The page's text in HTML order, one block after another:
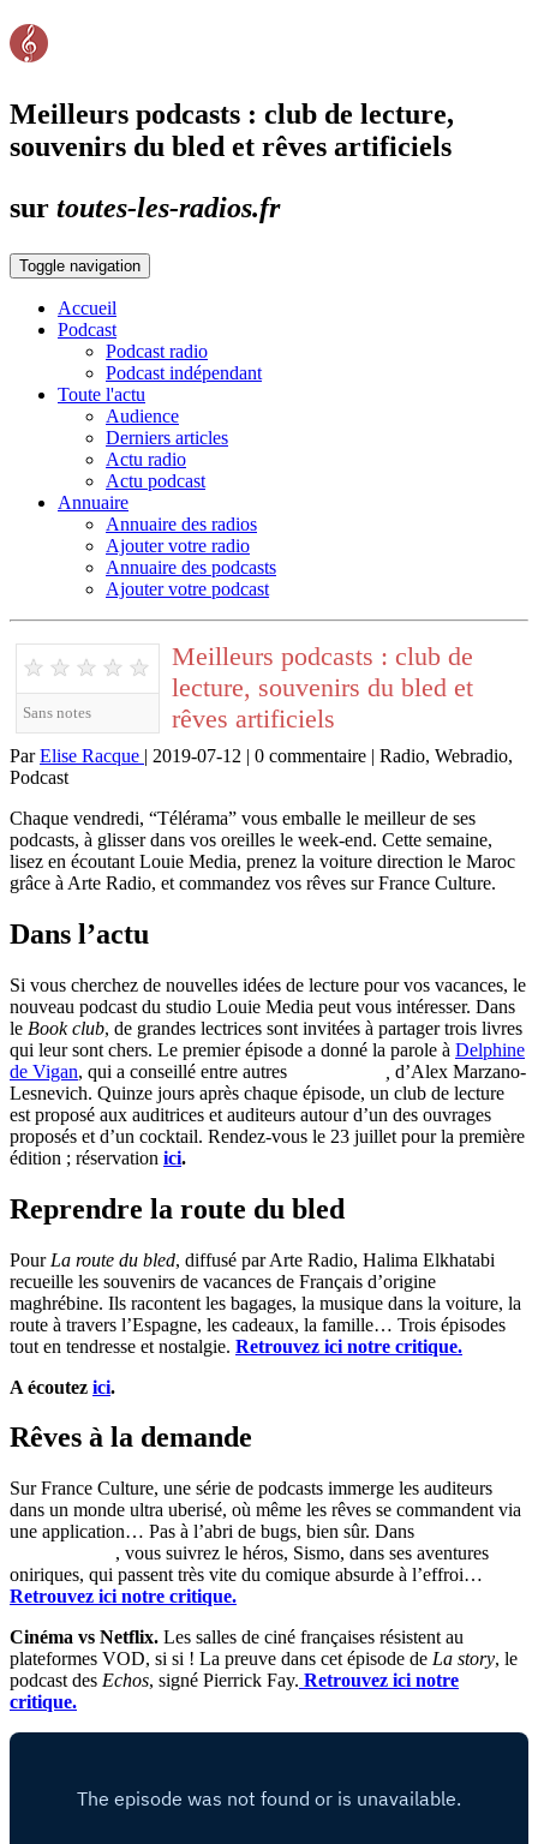
Meilleurs podcasts : club de lecture,
souvenirs du bled et rêves artificiels
sur toutes-les-radios.fr
Toggle navigation
Accueil
Podcast
Podcast radio
Podcast indépendant
Toute l'actu
Audience
Derniers articles
Actu radio
Actu podcast
Annuaire
Annuaire des radios
Ajouter votre radio
Annuaire des podcasts
Ajouter votre podcast
★ ★ ★ ★ ★
Sans notes
Meilleurs podcasts : club de
lecture, souvenirs du bled et
rêves artificiels
ParElise Racque | 2019-07-12 | 0 commentaire | Radio, Webradio,
Podcast
Chaque vendredi, “Télérama” vous emballe le meilleur de ses
podcasts, à glisser dans vos oreilles le week-end. Cette semaine,
lisez en écoutant Louie Media, prenez la voiture direction le Maroc
grâce à Arte Radio, et commandez vos rêves sur France Culture.
Dans l’actu
Si vous cherchez de nouvelles idées de lecture pour vos vacances, le
nouveau podcast du studio Louie Media peut vous intéresser. Dans
le Book club, de grandes lectrices sont invitées à partager trois livres
qui leur sont chers. Le premier épisode a donné la parole à Delphine
de Vigan, qui a conseillé entre autres
d’Alex Marzano-
Lesnevich. Quinze jours après chaque épisode, un club de lecture
est proposé aux auditrices et auditeurs autour d’un des ouvrages
proposés et d’un cocktail. Rendez-vous le 23 juillet pour la première
édition ; réservation ici.
Reprendre la route du bled
Pour La route du bled, diffusé par Arte Radio, Halima Elkhatabi
recueille les souvenirs de vacances de Français d’origine
maghrébine. Ils racontent les bagages, la musique dans la voiture, la
route à travers l’Espagne, les cadeaux, la famille… Trois épisodes
tout en tendresse et nostalgie. Retrouvez ici notre critique.
A écoutez ici.
Rêves à la demande
Sur France Culture, une série de podcasts immerge les auditeurs
dans un monde ultra uberisé, où même les rêves se commandent via
une application… Pas à l’abri de bugs, bien sûr. Dans
, vous suivrez le héros, Sismo, dans ses aventures
oniriques, qui passent très vite du comique absurde à l’effroi…
Retrouvez ici notre critique.
Cinéma vs Netflix. Les salles de ciné françaises résistent au
plateformes VOD, si si ! La preuve dans cet épisode de La story, le
podcast des Echos, signé Pierrick Fay. Retrouvez ici notre
critique.